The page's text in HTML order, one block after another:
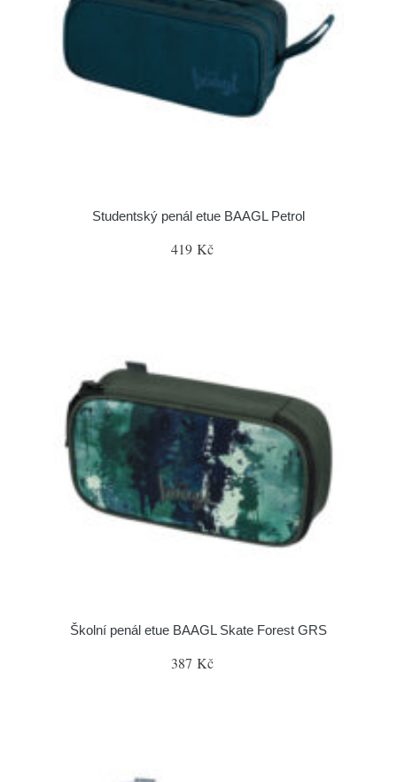
Studentský penál etue BAAGL Petrol
419 Kč
Školní penál etue BAAGL Skate Forest GRS
387 Kč